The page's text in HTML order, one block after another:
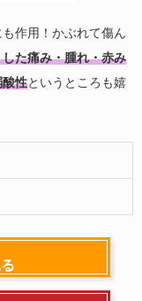
作用！かぶれて傷ん
た痛み・腫れ・赤み
酸性というところも嬉